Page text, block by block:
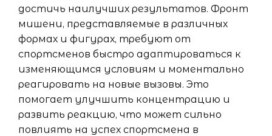
достичь наилучших результатов. Фронт
мишени, представляемые в различных
формах и фигурах, требуют от
спортсменов быстро адаптироваться к
изменяющимся условиям и моментально
реагировать на новые вызовы. Это
помогает улучшить концентрацию и
развить реакцию, что может сильно
повлиять на успех спортсмена в